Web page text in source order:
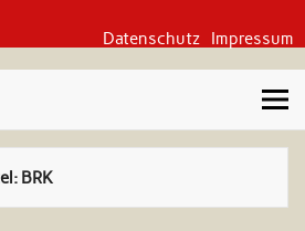
Datenschutz Impressum
BRK